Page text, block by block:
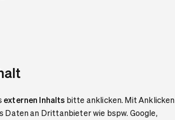
externen Inhalts bitte anklicken. Mit Anklicken
Daten an Drittanbieter wie bspw. Google,